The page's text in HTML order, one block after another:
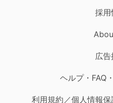
採用
広
ヘルプ・FAQ
利用規約／個人情報